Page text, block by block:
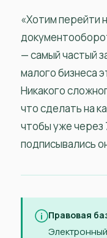
«Хотим перейти
— самый частый
малого бизнеса
Никакого
что сделать на
чтобы уже через
подписывались
Правовая